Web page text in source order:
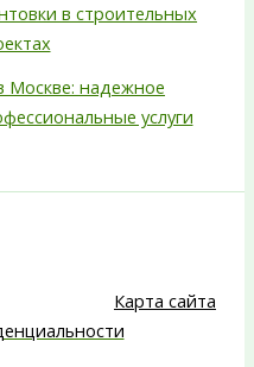
в строительных
Москве: надежное
услуги
Карта сайта